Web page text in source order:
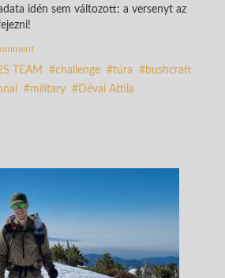
idén sem változott: a versenyt az
TEAM challenge túra
bushcraft
military Dévai Attila